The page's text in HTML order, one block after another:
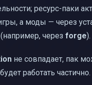
ресурс-паки
а моды — через
через forge).
не совпадает, пак
работать частично.